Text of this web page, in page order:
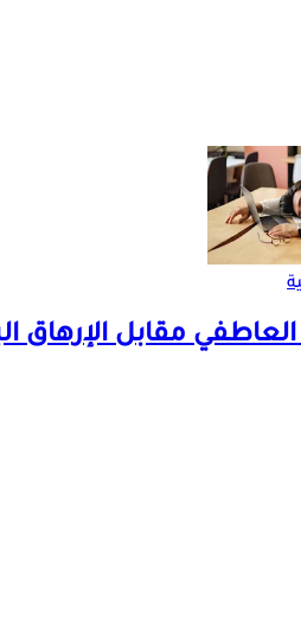
العاطفي مقابل الإرهاق